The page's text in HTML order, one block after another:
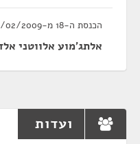
הכנסת ה-18 מ-24/02/2009 עד 05/02/2013
אלתג'מוע אלווטני
ועדות